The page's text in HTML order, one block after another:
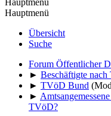
Hauptmenü
Übersicht
Suche
Forum Öffentlicher
► Beschäftigte
► TVöD Bund
►
TVöD?